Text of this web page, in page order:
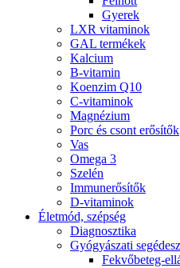
Gyerek
LXR vitaminok
GAL termékek
Kalcium
B-vitamin
Koenzim Q10
C-vitaminok
Magnézium
Porc és csont erősítők
Vas
Omega 3
Szelén
Immunerősítők
D-vitaminok
Életmód, szépség
Diagnosztika
Gyógyászati
Fekvőbeteg-